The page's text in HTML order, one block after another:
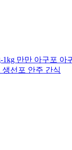
1kg 만만 아구포 아
선포 안주 간식